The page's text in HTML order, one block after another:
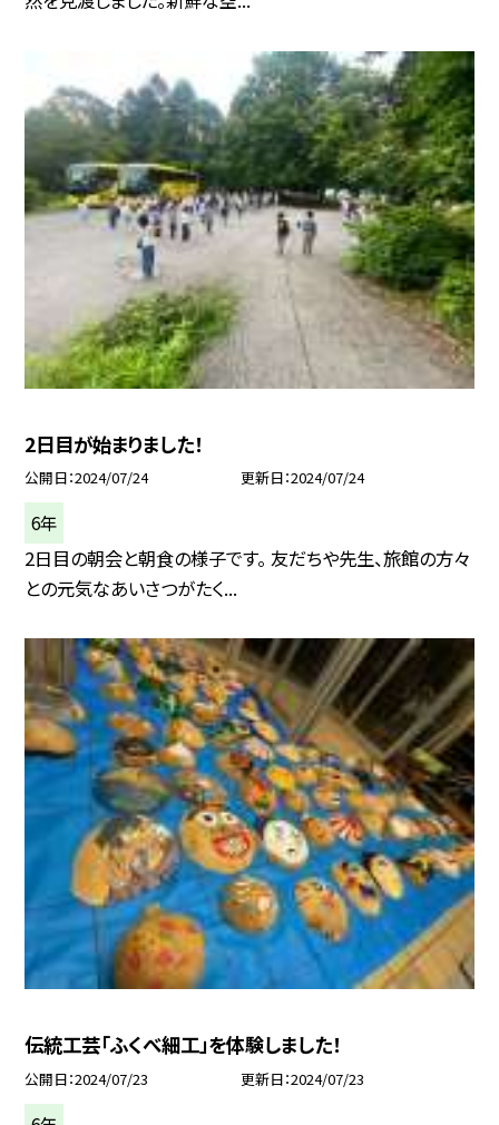
2日目が始まりました！
公開日 2024/07/24 更新日 2024/07/24
6年
2日目の朝会と朝食の様子です。 友だちや先生、旅館の方々
との元気なあいさつがたく...
伝統工芸「ふくべ細工」を体験しました！
公開日 2024/07/23 更新日 2024/07/23